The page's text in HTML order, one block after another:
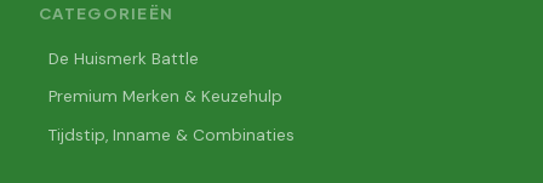
CATEGORIEËN
De Huismerk Battle
Premium Merken & Keuzehulp
Tijdstip, Inname & Combinaties